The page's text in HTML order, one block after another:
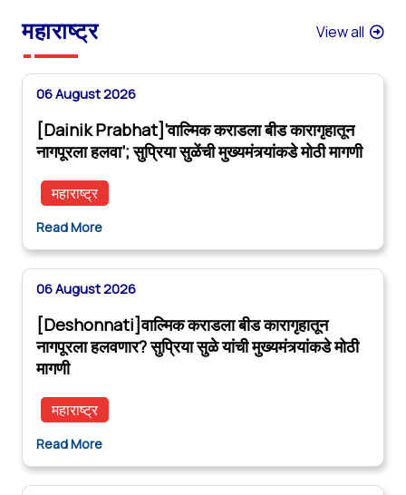
महाराष्ट्र View all
06 August 2026
[Dainik Prabhat]‘वाल्मिक कराडला बीड कारागृहातून
नागपूरला हलवा’; सुप्रिया सुळेंची मुख्यमंत्र्यांकडे मोठी मागणी
महाराष्ट्र
Read More
06 August 2026
[Deshonnati]वाल्मिक कराडला बीड कारागृहातून
नागपूरला हलवणार? सुप्रिया सुळे यांची मुख्यमंत्र्यांकडे मोठी
मागणी
महाराष्ट्र
Read More